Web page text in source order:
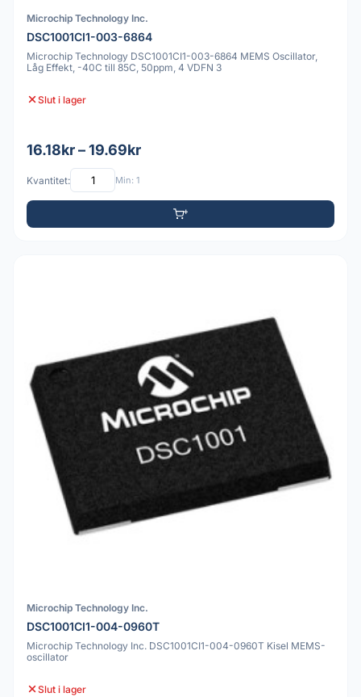
Microchip Technology Inc.
DSC1001CI1-003-6864
Microchip Technology DSC1001CI1-003-6864 MEMS Oscillator,
Låg Effekt, -40C till 85C, 50ppm, 4 VDFN 3
Slut i lager
16.18kr – 19.69kr
Kvantitet: Min: 1
Microchip Technology Inc.
DSC1001CI1-004-0960T
Microchip Technology Inc. DSC1001CI1-004-0960T Kisel MEMS-
oscillator
Slut i lager